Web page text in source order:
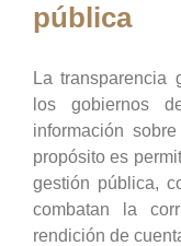
pública
La transparencia
los gobiernos
información
propósito es
gestión pública,
combatan la
rendición de